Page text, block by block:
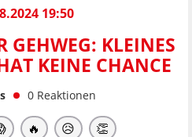
19:50
GEHWEG: KLEINES
KEINE CHANCE
0 Reaktionen
🔥 😥 👏